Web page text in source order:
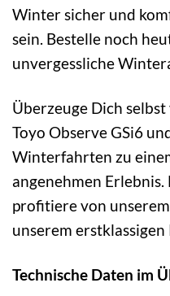
Winter sicher und
sein. Bestelle noch
unvergessliche
Überzeuge Dich
Toyo Observe GSi6
Winterfahrten zu
angenehmen
profitiere von
unserem
Technische Daten im